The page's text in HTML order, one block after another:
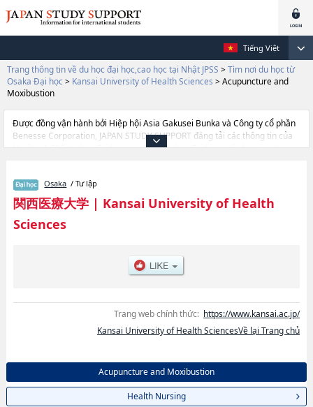
Tiếng Việt
Trang thông tin về du học đại học,cao học tại Nhật JPSS > Tìm nơi du học từ
Osaka Đại học > Kansai University of Health Sciences > Acupuncture and
Moxibustion
Được đồng vận hành bởi Hiệp hội Asia Gakusei Bunka và Công ty cổ phần
Benesse Corporation, JAPAN STUDY SUPPORT đăng tải các thông tin của
khoảng 1.300 trường đại học, cao học, trường đại học ngắn hạn, trường
Sciences, và thông tin cần thiết dành cho du học sinh, như là về các Ngành
Acupuncture and MoxibustionhoặcNgành Health Nursing, thông tin về
từng ngành học, thông tin liên quan đến thi tuyển như số lượng tuyển sinh,
số lượng trúng tuyển, cở sở trang thiết bị, hướng dẫn địa điểm v.v...
Osaka / Tư lập
関西医療大学| Kansai University of Health
Sciences
Trang web chính thức: https://www.kansai.ac.jp/
Kansai University of Health SciencesVề lại Trang chủ
Acupuncture and Moxibustion
Health Nursing